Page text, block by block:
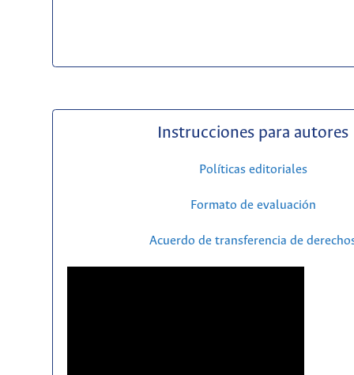
Instrucciones para autores
Políticas editoriales
Formato de evaluación
Acuerdo de transferencia de